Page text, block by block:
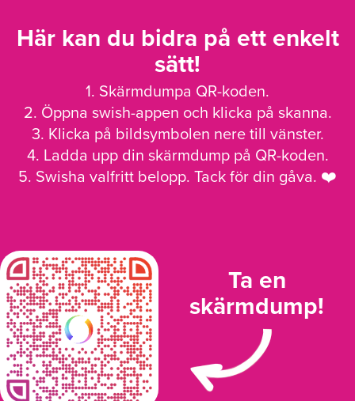
Här kan du bidra på ett enkelt
sätt!
1. Skärmdumpa QR-koden.
2. Öppna swish-appen och klicka på skanna.
3. Klicka på bildsymbolen nere till vänster.
4. Ladda upp din skärmdump på QR-koden.
5. Swisha valfritt belopp. Tack för din gåva. ❤️
Ta en
skärmdump!